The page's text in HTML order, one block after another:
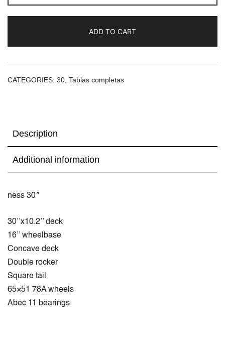
ADD TO CART
CATEGORIES: 30 Tablas completas
Description
Additional information
ness 30″
30’’x10.2’’ deck
16’’ wheelbase
Concave deck
Double rocker
Square tail
65×51 78A wheels
Abec 11 bearings